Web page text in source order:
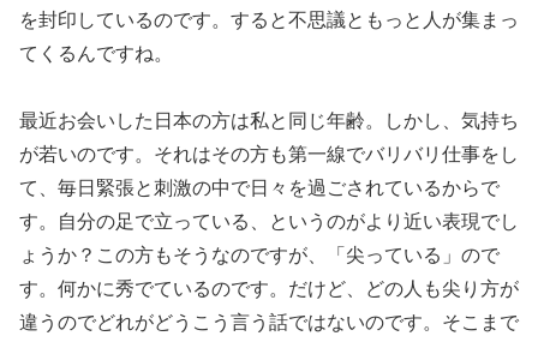
を封印しているのです。すると不思議ともっと人が集まっ
てくるんですね。
最近お会いした日本の方は私と同じ年齢。しかし、気持ち
が若いのです。それはその方も第一線でバリバリ仕事をし
て、毎日緊張と刺激の中で日々を過ごされているからで
す。自分の足で立っている、というのがより近い表現でし
ょうか？この方もそうなのですが、「尖っている」ので
す。何かに秀でているのです。だけど、どの人も尖り方が
違うのでどれがどうこう言う話ではないのです。そこまで